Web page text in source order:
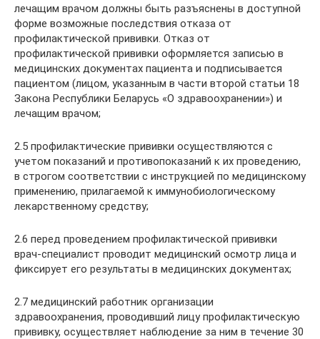
лечащим врачом должны быть разъяснены в доступной
форме возможные последствия отказа от
профилактической прививки. Отказ от
профилактической прививки оформляется записью в
медицинских документах пациента и подписывается
пациентом (лицом, указанным в части второй статьи 18
Закона Республики Беларусь «О здравоохранении») и
лечащим врачом;
2.5 профилактические прививки осуществляются с
учетом показаний и противопоказаний к их проведению,
в строгом соответствии с инструкцией по медицинскому
применению, прилагаемой к иммунобиологическому
лекарственному средству;
2.6 перед проведением профилактической прививки
врач-специалист проводит медицинский осмотр лица и
фиксирует его результаты в медицинских документах;
2.7 медицинский работник организации
здравоохранения, проводивший лицу профилактическую
прививку, осуществляет наблюдение за ним в течение 30